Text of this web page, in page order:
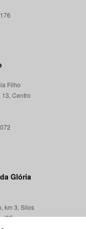
Filho
Centro
Glória
km 3, Silos
SE